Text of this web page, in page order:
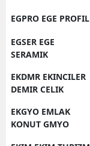
EGPRO EGE PROFIL
EGSER EGE
SERAMIK
EKDMR EKINCILER
DEMIR CELIK
EKGYO EMLAK
KONUT GMYO